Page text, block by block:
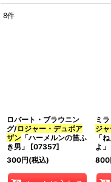
8件
ロバート・ブラウニン
グ/ロジャー・デュボア
ザン 「ハーメルンの笛ふ
き男」
[07357]
300円(税込)
ミ
ジ
「
よ」
800